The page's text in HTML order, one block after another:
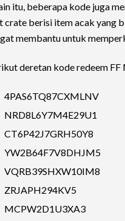
itu, beberapa kode juga
crate berisi item acak yang
membantu untuk
deretan kode redeem
4PAS6TQ87CXMLNV
NRD8L6Y7M4E29U1
CT6P42J7GRH50Y8
YW2B64F7V8DHJM5
VQRB39SHXW10IM8
ZRJAPH294KV5
MCPW2D1U3XA3